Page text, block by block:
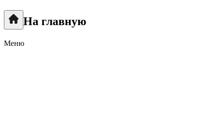
На главную
Меню